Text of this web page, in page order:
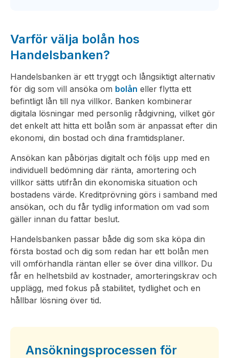
Varför välja bolån hos
Handelsbanken?
Handelsbanken är ett tryggt och långsiktigt alternativ
för dig som vill ansöka om bolån eller flytta ett
befintligt lån till nya villkor. Banken kombinerar
digitala lösningar med personlig rådgivning, vilket gör
det enkelt att hitta ett bolån som är anpassat efter din
ekonomi, din bostad och dina framtidsplaner.
Ansökan kan påbörjas digitalt och följs upp med en
individuell bedömning där ränta, amortering och
villkor sätts utifrån din ekonomiska situation och
bostadens värde. Kreditprövning görs i samband med
ansökan, och du får tydlig information om vad som
gäller innan du fattar beslut.
Handelsbanken passar både dig som ska köpa din
första bostad och dig som redan har ett bolån men
vill omförhandla räntan eller se över dina villkor. Du
får en helhetsbild av kostnader, amorteringskrav och
upplägg, med fokus på stabilitet, tydlighet och en
hållbar lösning över tid.
Ansökningsprocessen för